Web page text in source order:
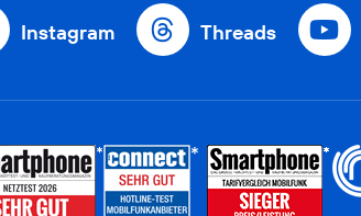
Instagram Threads